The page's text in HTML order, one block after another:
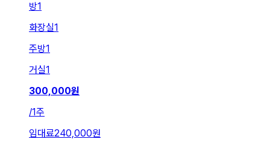
방1
화장실1
주방1
거실1
300,000원
/1주
임대료240,000원